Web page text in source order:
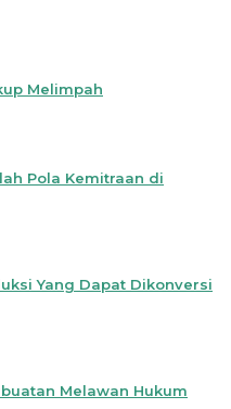
Melimpah
Pola Kemitraan di
Yang Dapat Dikonversi
Melawan Hukum